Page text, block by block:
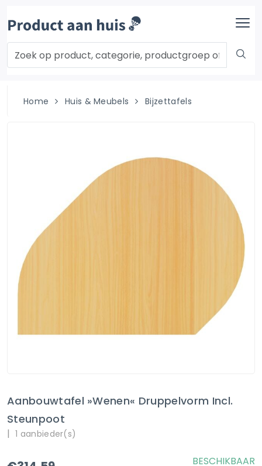
Home Huis & Meubels Bijzettafels
Aanbouwtafel »Wenen« Druppelvorm Incl.
Steunpoot
| 1 aanbieder(s)
BESCHIKBAAR